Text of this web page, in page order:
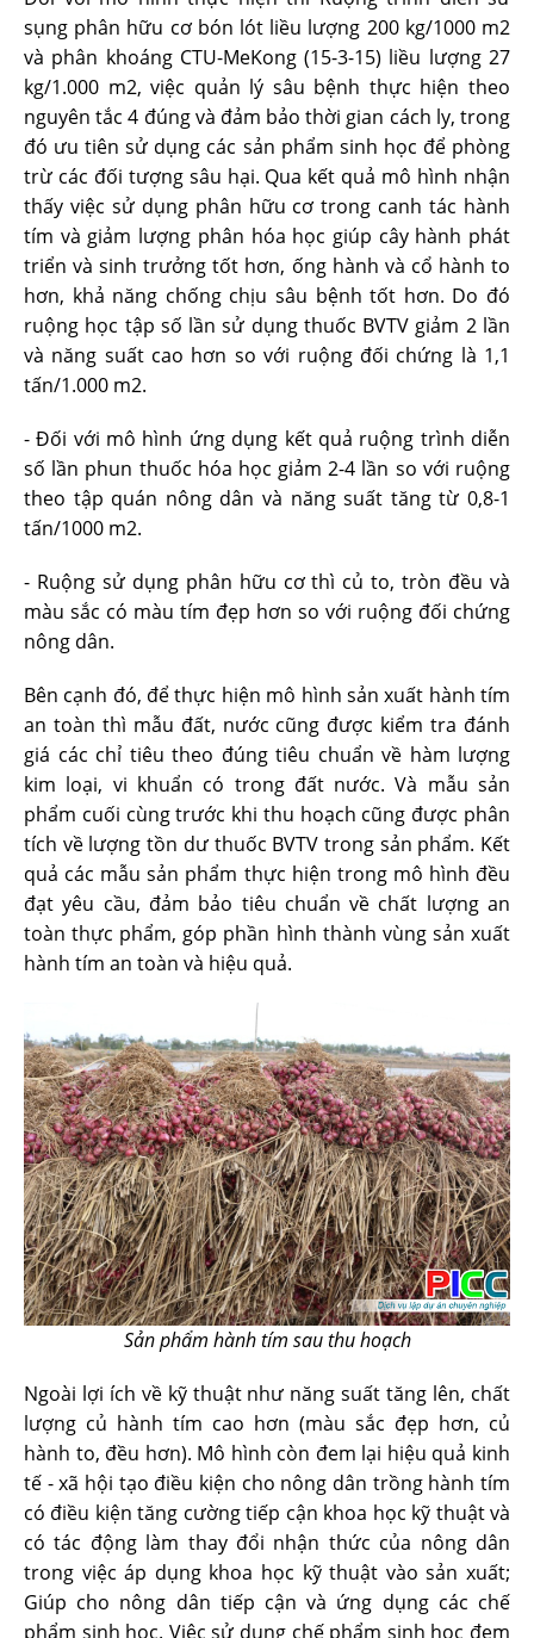
sụng phân hữu cơ bón lót liều lượng 200 kg/1000 m2
và phân khoáng CTU-MeKong (15-3-15) liều lượng 27
kg/1.000 m2, việc quản lý sâu bệnh thực hiện theo
nguyên tắc 4 đúng và đảm bảo thời gian cách ly, trong
đó ưu tiên sử dụng các sản phẩm sinh học để phòng
trừ các đối tượng sâu hại. Qua kết quả mô hình nhận
thấy việc sử dụng phân hữu cơ trong canh tác hành
tím và giảm lượng phân hóa học giúp cây hành phát
triển và sinh trưởng tốt hơn, ống hành và cổ hành to
hơn, khả năng chống chịu sâu bệnh tốt hơn. Do đó
ruộng học tập số lần sử dụng thuốc BVTV giảm 2 lần
và năng suất cao hơn so với ruộng đối chứng là 1,1
tấn/1.000 m2.
- Đối với mô hình ứng dụng kết quả ruộng trình diễn
số lần phun thuốc hóa học giảm 2-4 lần so với ruộng
theo tập quán nông dân và năng suất tăng từ 0,8-1
tấn/1000 m2.
- Ruộng sử dụng phân hữu cơ thì củ to, tròn đều và
màu sắc có màu tím đẹp hơn so với ruộng đối chứng
nông dân.
Bên cạnh đó, để thực hiện mô hình sản xuất hành tím
an toàn thì mẫu đất, nước cũng được kiểm tra đánh
giá các chỉ tiêu theo đúng tiêu chuẩn về hàm lượng
kim loại, vi khuẩn có trong đất nước. Và mẫu sản
phẩm cuối cùng trước khi thu hoạch cũng được phân
tích về lượng tồn dư thuốc BVTV trong sản phẩm. Kết
quả các mẫu sản phẩm thực hiện trong mô hình đều
đạt yêu cầu, đảm bảo tiêu chuẩn về chất lượng an
toàn thực phẩm, góp phần hình thành vùng sản xuất
hành tím an toàn và hiệu quả.
Sản phẩm hành tím sau thu hoạch
Ngoài lợi ích về kỹ thuật như năng suất tăng lên, chất
lượng củ hành tím cao hơn (màu sắc đẹp hơn, củ
hành to, đều hơn). Mô hình còn đem lại hiệu quả kinh
tế - xã hội tạo điều kiện cho nông dân trồng hành tím
có điều kiện tăng cường tiếp cận khoa học kỹ thuật và
có tác động làm thay đổi nhận thức của nông dân
trong việc áp dụng khoa học kỹ thuật vào sản xuất;
Giúp cho nông dân tiếp cận và ứng dụng các chế
phẩm sinh học. Việc sử dụng chế phẩm sinh học đem